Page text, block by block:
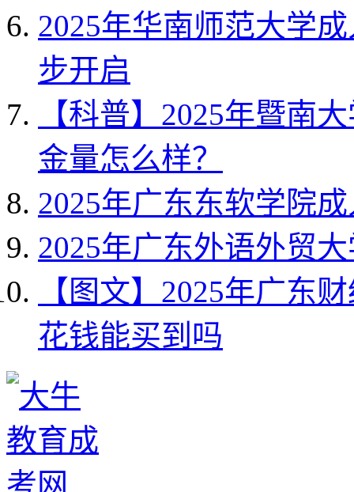
2025年华南师范大学
步开启
【科普】2025年暨南
金量怎么样？
2025年广东东软学院
2025年广东外语外贸
【图文】2025年广东
花钱能买到吗